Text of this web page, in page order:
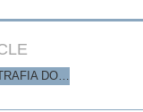
DO…